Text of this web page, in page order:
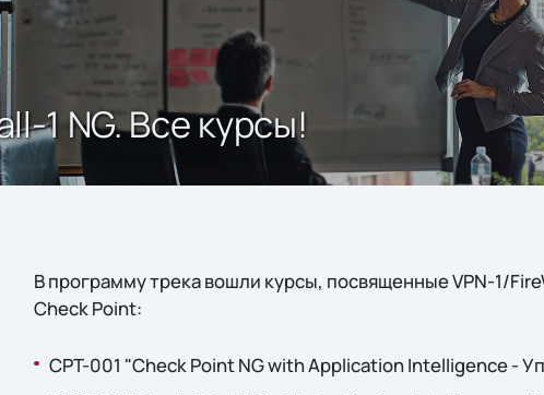
1 NG. Все курсы!
В программу трека вошли курсы, посвященные VPN-1/
Check Point:
CPT-001 "Check Point NG with Application Intelligence -